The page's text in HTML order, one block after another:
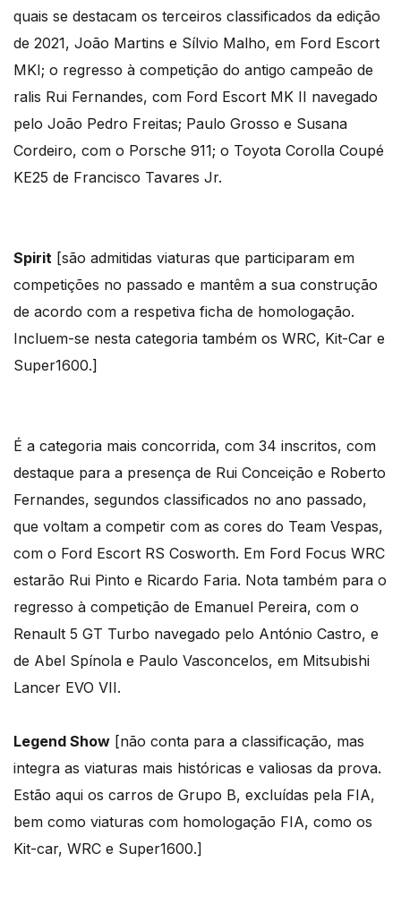
quais se destacam os terceiros classificados da edição
de 2021, João Martins e Sílvio Malho, em Ford Escort
MKI; o regresso à competição do antigo campeão de
ralis Rui Fernandes, com Ford Escort MK II navegado
pelo João Pedro Freitas; Paulo Grosso e Susana
Cordeiro, com o Porsche 911; o Toyota Corolla Coupé
KE25 de Francisco Tavares Jr.
Spirit [são admitidas viaturas que participaram em
competições no passado e mantêm a sua construção
de acordo com a respetiva ficha de homologação.
Incluem-se nesta categoria também os WRC, Kit-Car e
Super1600.]
É a categoria mais concorrida, com 34 inscritos, com
destaque para a presença de Rui Conceição e Roberto
Fernandes, segundos classificados no ano passado,
que voltam a competir com as cores do Team Vespas,
com o Ford Escort RS Cosworth. Em Ford Focus WRC
estarão Rui Pinto e Ricardo Faria. Nota também para o
regresso à competição de Emanuel Pereira, com o
Renault 5 GT Turbo navegado pelo António Castro, e
de Abel Spínola e Paulo Vasconcelos, em Mitsubishi
Lancer EVO VII.
Legend Show [não conta para a classificação, mas
integra as viaturas mais históricas e valiosas da prova.
Estão aqui os carros de Grupo B, excluídas pela FIA,
bem como viaturas com homologação FIA, como os
Kit-car, WRC e Super1600.]